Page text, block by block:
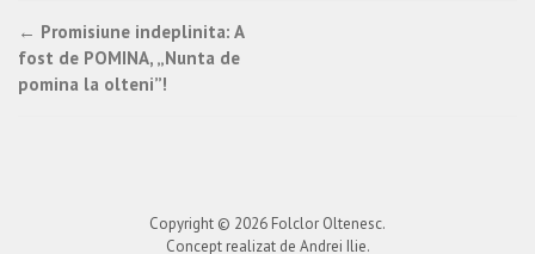
Post
navigation
← Promisiune indeplinita: A
fost de POMINA, „Nunta de
pomina la olteni”!
Copyright © 2026 Folclor Oltenesc.
Concept realizat de Andrei Ilie.